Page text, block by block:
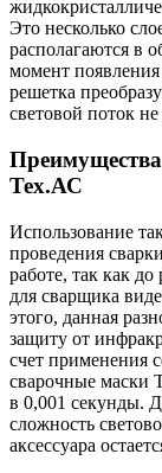
Это несколько
располагаются в
момент появления
решетка
световой поток
Тех.АС
Использование
проведения
работе, так как
для сварщика
этого, данная
защиту от
счет применения
сварочные маски
в 0,001 секунды.
сложность
аксессуара